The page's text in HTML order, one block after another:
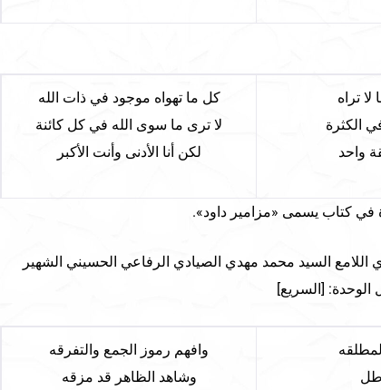
لا تراه
الكثرة
واحد
كل ما تهواه موجود في ذات الله
لا ترى ما سوى الله في كل كائنة
لكن أنا الأدنى وأنت الأكبر
في كتاب يسمى «مزامير داود».
اللامع السيد محمد مهدي الصيادي الرفاعي الحسيني الشهير
وافهم رموز الجمع والتفرقه
وشاهد الظاهر قد مزقه